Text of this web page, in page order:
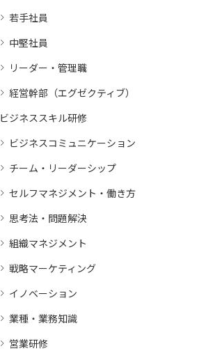
若手社員
中堅社員
リーダー・管理職
経営幹部（エグゼクティブ）
ビジネススキル研修
ビジネスコミュニケーション
チーム・リーダーシップ
セルフマネジメント・働き方
思考法・問題解決
組織マネジメント
戦略マーケティング
イノベーション
業種・業務知識
営業研修